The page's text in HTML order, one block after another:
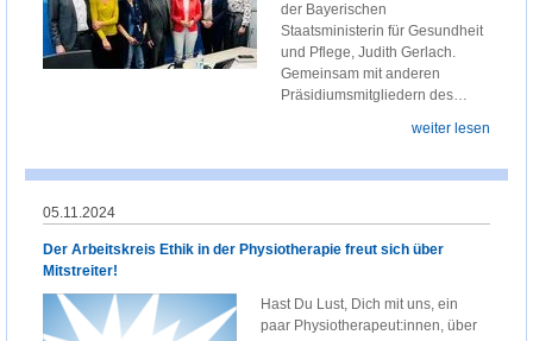
der Bayerischen
Staatsministerin für Gesundheit
und Pflege, Judith Gerlach.
Gemeinsam mit anderen
Präsidiumsmitgliedern des…
weiter lesen
05.11.2024
Der Arbeitskreis Ethik in der Physiotherapie freut sich über
Mitstreiter!
Hast Du Lust, Dich mit uns, ein
paar Physiotherapeut:innen, über